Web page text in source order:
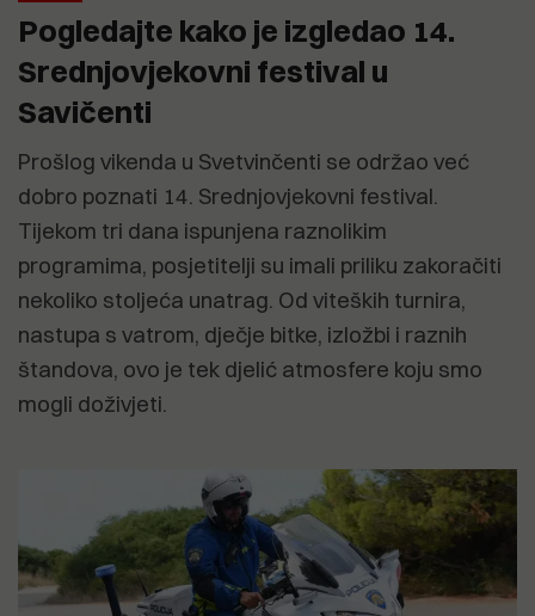
Pogledajte kako je izgledao 14.
Srednjovjekovni festival u
Savičenti
Prošlog vikenda u Svetvinčenti se održao već
dobro poznati 14. Srednjovjekovni festival.
Tijekom tri dana ispunjena raznolikim
programima, posjetitelji su imali priliku zakoračiti
nekoliko stoljeća unatrag. Od viteških turnira,
nastupa s vatrom, dječje bitke, izložbi i raznih
štandova, ovo je tek djelić atmosfere koju smo
mogli doživjeti.